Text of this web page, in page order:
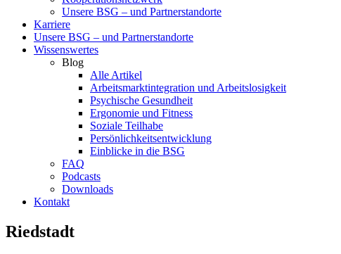
Unsere BSG – und Partnerstandorte
Karriere
Unsere BSG – und Partnerstandorte
Wissenswertes
Blog
Alle Artikel
Arbeitsmarktintegration und Arbeitslosigkeit
Psychische Gesundheit
Ergonomie und Fitness
Soziale Teilhabe
Persönlichkeitsentwicklung
Einblicke in die BSG
FAQ
Podcasts
Downloads
Kontakt
Riedstadt